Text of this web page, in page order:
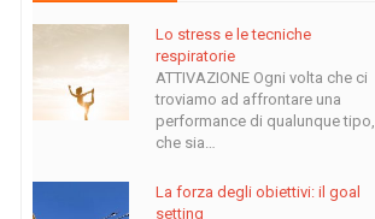
Lo stress e le tecniche
respiratorie
ATTIVAZIONE Ogni volta che ci
troviamo ad affrontare una
performance di qualunque tipo,
che sia…
La forza degli obiettivi: il goal
setting